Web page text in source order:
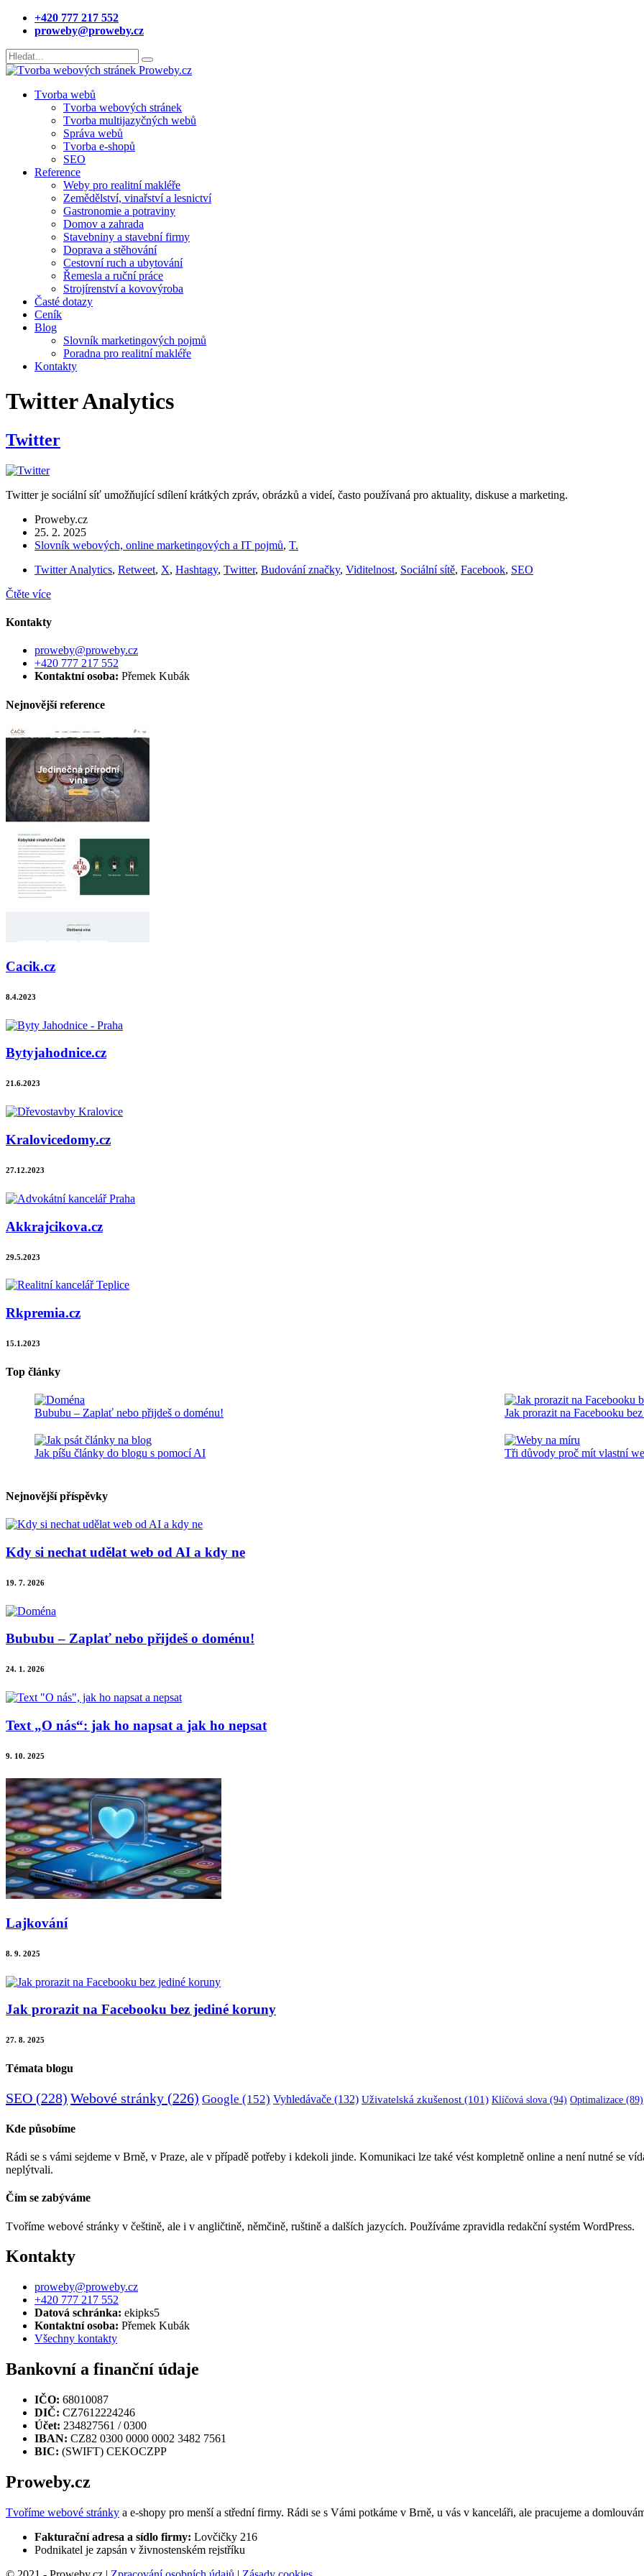
+420 777 217 552
proweby@proweby.cz
Tvorba webů
Tvorba webových stránek
Tvorba multijazyčných webů
Správa webů
Tvorba e-shopů
SEO
Reference
Weby pro realitní makléře
Zemědělství, vinařství a lesnictví
Gastronomie a potraviny
Domov a zahrada
Stavebniny a stavební firmy
Doprava a stěhování
Cestovní ruch a ubytování
Řemesla a ruční práce
Strojírenství a kovovýroba
Časté dotazy
Ceník
Blog
Slovník marketingových pojmů
Poradna pro realitní makléře
Kontakty
Twitter Analytics
Twitter
Twitter je sociální síť umožňující sdílení krátkých zpráv, obrázků a videí, často používaná pro aktuality, diskuse a marketing.
Proweby.cz
25. 2. 2025
Slovník webových, online marketingových a IT pojmů, T.
Twitter Analytics, Retweet, X, Hashtagy, Twitter, Budování značky, Viditelnost, Sociální sítě, Facebook, SEO
Čtěte více
Kontakty
proweby@proweby.cz
+420 777 217 552
Kontaktní osoba: Přemek Kubák
Nejnovější reference
Cacik.cz
8.4.2023
Bytyjahodnice.cz
21.6.2023
Kralovicedomy.cz
27.12.2023
Akkrajcikova.cz
29.5.2023
Rkpremia.cz
15.1.2023
Top články
Bububu – Zaplať nebo přijdeš o doménu! Jak prorazit na Facebooku
Jak píšu články do blogu s pomocí AI Tři důvody proč mít vlastní
Nejnovější příspěvky
Kdy si nechat udělat web od AI a kdy ne
19. 7. 2026
Bububu – Zaplať nebo přijdeš o doménu!
24. 1. 2026
Text „O nás“: jak ho napsat a jak ho nepsat
9. 10. 2025
Lajkování
8. 9. 2025
Jak prorazit na Facebooku bez jediné koruny
27. 8. 2025
Témata blogu
SEO (228) Webové stránky (226) Google (152) Vyhledávače (132) Uživatelská zkušenost (101) Klíčová slova (94) Optimalizace (89)
Kde působíme
Rádi se s vámi sejdeme v Brně, v Praze, ale v případě potřeby i kdekoli jinde. Komunikaci lze také vést kompletně online a není nutné se
neplýtvali.
Čím se zabýváme
Tvoříme webové stránky v češtině, ale i v angličtině, němčině, ruštině a dalších jazycích. Používáme zpravidla redakční systém WordPress.
Kontakty
proweby@proweby.cz
+420 777 217 552
Datová schránka: ekipks5
Kontaktní osoba: Přemek Kubák
Všechny kontakty
Bankovní a finanční údaje
IČO: 68010087
DIČ: CZ7612224246
Účet: 234827561 / 0300
IBAN: CZ82 0300 0000 0002 3482 7561
BIC: (SWIFT) CEKOCZPP
Proweby.cz
Tvoříme webové stránky a e-shopy pro menší a střední firmy. Rádi se s Vámi potkáme v Brně, u vás v kanceláři, ale pracujeme a
Fakturační adresa a sídlo firmy: Lovčičky 216
Podnikatel je zapsán v živnostenském rejstříku